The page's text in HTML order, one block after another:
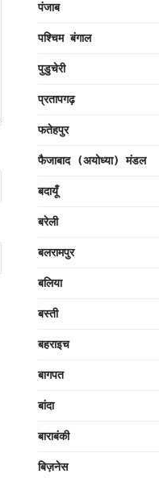
पंजाब
पश्चिम बंगाल
पुडुचेरी
प्रतापगढ़
फतेहपुर
फैजाबाद (अयोध्या) मंडल
बदायूँ
बरेली
बलरामपुर
बलिया
बस्ती
बहराइच
बागपत
बांदा
बाराबंकी
बिज़नेस